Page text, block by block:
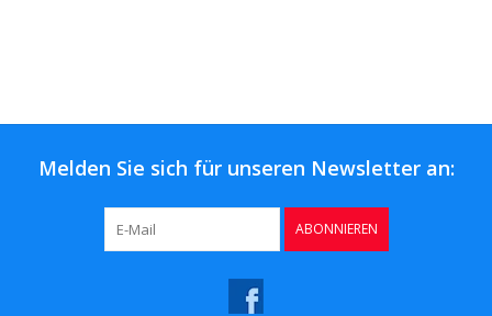
Melden Sie sich für unseren Newsletter an:
ABONNIEREN